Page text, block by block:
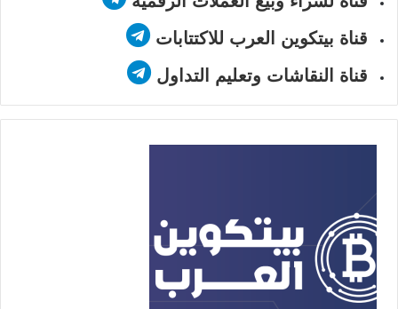
قناة بيتكوين العرب للاكتتابات
قناة النقاشات وتعليم التداول